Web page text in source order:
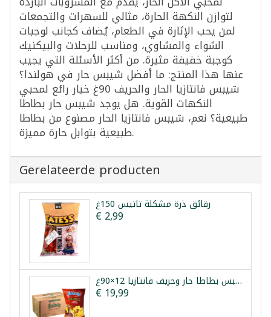
لتوازن النكهة الحارة، مثالي للسهرات والتجمعات
لمن يحب الإثارة في الطعام، يُضاف كجانب لوجبات
الشواء والمشاوي، ومناسب للرحلات والبيكنيك
كوجبة خفيفة مثيرة. من أكثر الأسئلة التي يجيب
عنها هذا المنتج: ما أفضل شيبس حار في هولندا؟
شيبس فانتازيا الحار والحريف 90غ خيار رائع لمحبي
النكهات القوية. هل يوجد شيبس حار بطاطا
طبيعية؟ نعم، شيبس فانتازيا الحار مصنوع من بطاطا
طبيعية بتوابل حارة مميزة.
Gerelateerde producten
رقائق ذرة مشكلة تاتيس 150غ
€ 2,99
طرد شيبس بطاطا حار وحريف فانتازيا 12×90غ
€ 19,99